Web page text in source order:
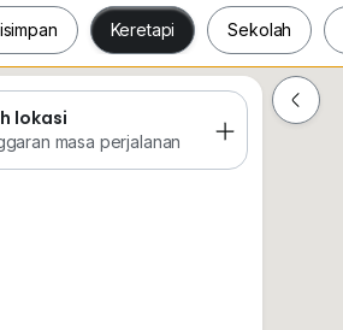
Keretapi Sekolah
Sekolah
lokasi
masa perjalanan